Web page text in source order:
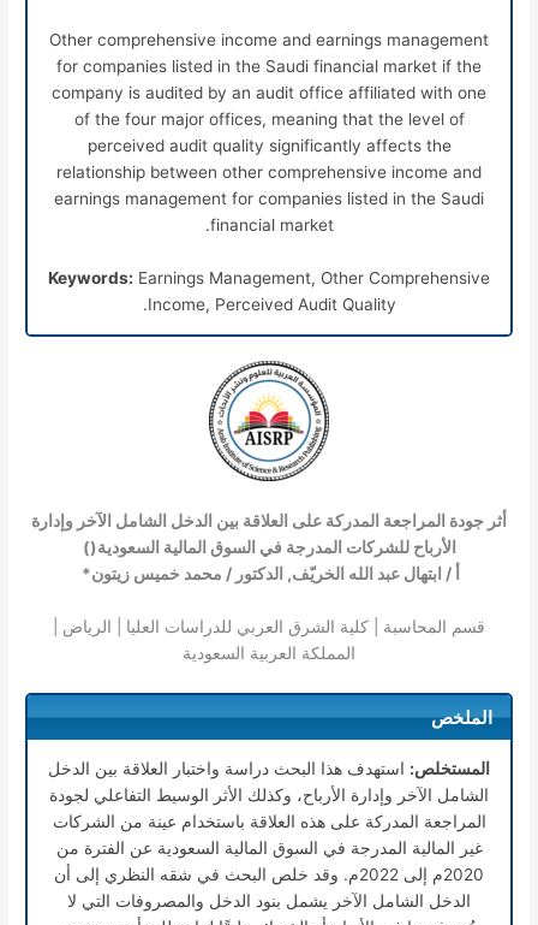
Other comprehensive income and earnings management
for companies listed in the Saudi financial market if the
company is audited by an audit office affiliated with one
of the four major offices, meaning that the level of
perceived audit quality significantly affects the
relationship between other comprehensive income and
earnings management for companies listed in the Saudi
financial market.
Keywords: Earnings Management, Other Comprehensive
Income, Perceived Audit Quality.
أثر جودة المراجعة المدركة على العلاقة بين الدخل الشامل الآخر وإدارة
الأرباح للشركات المدرجة في السوق المالية السعودية(
)
أ / ابتهال عبد الله الخريّف, الدكتور / محمد خميس زيتون*
قسم المحاسبة | كلية الشرق العربي للدراسات العليا | الرياض |
المملكة العربية السعودية
الملخص
المستخلص: استهدف هذا البحث دراسة واختبار العلاقة بين الدخل
الشامل الآخر وإدارة الأرباح، وكذلك الأثر الوسيط التفاعلي لجودة
المراجعة المدركة على هذه العلاقة باستخدام عينة من الشركات
غير المالية المدرجة في السوق المالية السعودية عن الفترة من
2020م إلى 2022م. وقد خلص البحث في شقه النظري إلى أن
الدخل الشامل الآخر يشمل بنود الدخل والمصروفات التي لا